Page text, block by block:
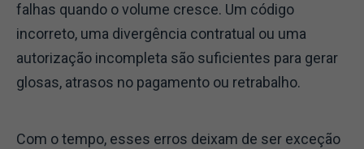
falhas quando o volume cresce. Um código
incorreto, uma divergência contratual ou uma
autorização incompleta são suficientes para gerar
glosas, atrasos no pagamento ou retrabalho.
Com o tempo, esses erros deixam de ser exceção